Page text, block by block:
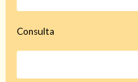
Consulta